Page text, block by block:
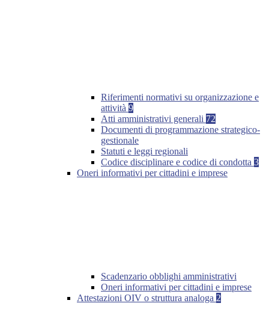
Riferimenti normativi su organizzazione e
attività 9
Atti amministrativi generali 72
Documenti di programmazione strategico-
gestionale
Statuti e leggi regionali
Codice disciplinare e codice di condotta 3
Oneri informativi per cittadini e imprese
Scadenzario obblighi amministrativi
Oneri informativi per cittadini e imprese
Attestazioni OIV o struttura analoga 2